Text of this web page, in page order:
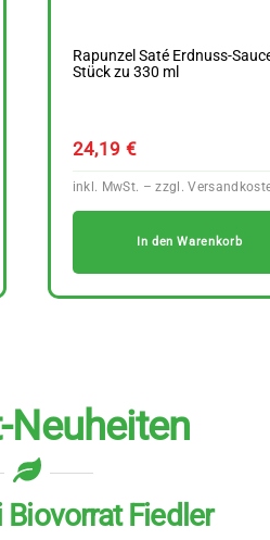
Rapunzel Saté Erdnuss-
Stück zu 330 ml
24,19 €
In den Warenkorb
Neuheiten
Fiedler